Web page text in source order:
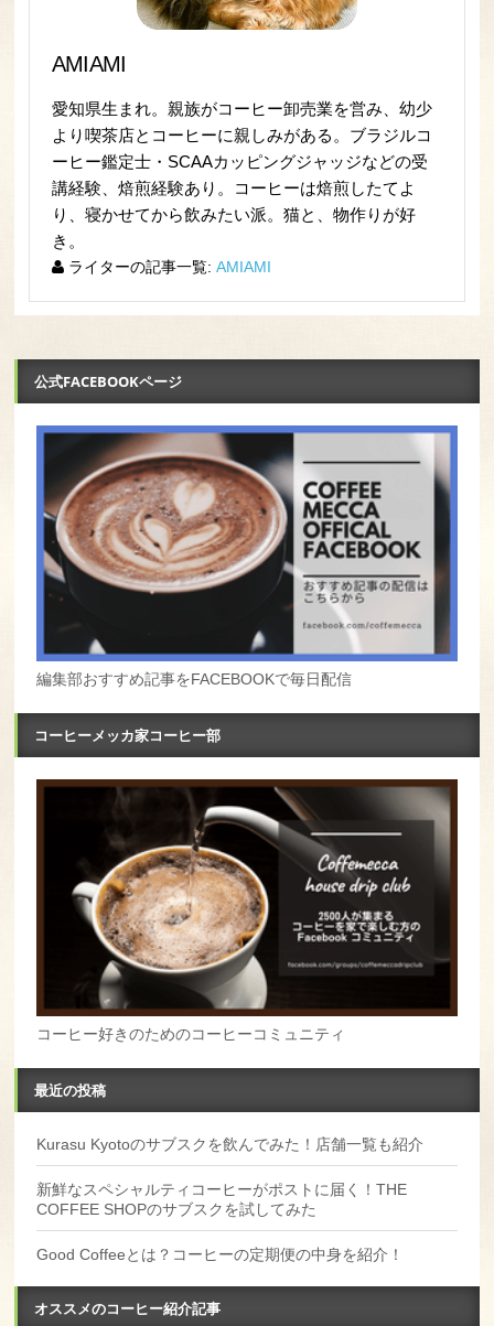
AMIAMI
愛知県生まれ。親族がコーヒー卸売業を営み、幼少
より喫茶店とコーヒーに親しみがある。ブラジルコ
ーヒー鑑定士・SCAAカッピングジャッジなどの受
講経験、焙煎経験あり。コーヒーは焙煎したてよ
り、寝かせてから飲みたい派。猫と、物作りが好
き。
ライターの記事一覧: AMIAMI
公式FACEBOOKページ
編集部おすすめ記事をFACEBOOKで毎日配信
コーヒーメッカ家コーヒー部
コーヒー好きのためのコーヒーコミュニティ
最近の投稿
Kurasu Kyotoのサブスクを飲んでみた！店舗一覧も紹介
新鮮なスペシャルティコーヒーがポストに届く！THE
COFFEE SHOPのサブスクを試してみた
Good Coffeeとは？コーヒーの定期便の中身を紹介！
オススメのコーヒー紹介記事